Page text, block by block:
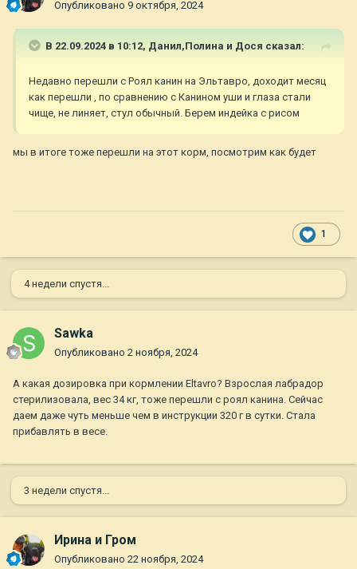
Опубликовано 9 октября, 2024
В 22.09.2024 в 10:12, Данил,Полина и Дося сказал:
Недавно перешли с Роял канин на Эльтавро, доходит месяц
как перешли , по сравнению с Канином уши и глаза стали
чище, не линяет, стул обычный. Берем индейка с рисом
мы в итоге тоже перешли на этот корм, посмотрим как будет
1
4 недели спустя...
Sawka
Опубликовано 2 ноября, 2024
А какая дозировка при кормлении Eltavro? Взрослая лабрадор
стерилизовала, вес 34 кг, тоже перешли с роял канина. Сейчас
даем даже чуть меньше чем в инструкции 320 г в сутки. Стала
прибавлять в весе.
3 недели спустя...
Ирина и Гром
Опубликовано 22 ноября, 2024